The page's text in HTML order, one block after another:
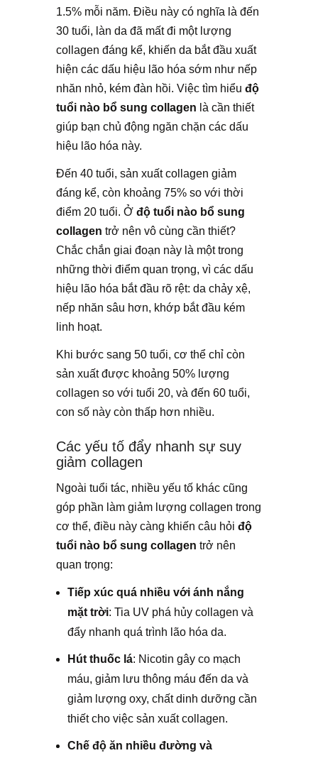
1.5% mỗi năm. Điều này có nghĩa là đến
30 tuổi, làn da đã mất đi một lượng
collagen đáng kể, khiến da bắt đầu xuất
hiện các dấu hiệu lão hóa sớm như nếp
nhăn nhỏ, kém đàn hồi. Việc tìm hiểu độ
tuổi nào bổ sung collagen là cần thiết
giúp bạn chủ động ngăn chặn các dấu
hiệu lão hóa này.
Đến 40 tuổi, sản xuất collagen giảm
đáng kể, còn khoảng 75% so với thời
điểm 20 tuổi. Ở độ tuổi nào bổ sung
collagen trở nên vô cùng cần thiết?
Chắc chắn giai đoạn này là một trong
những thời điểm quan trọng, vì các dấu
hiệu lão hóa bắt đầu rõ rệt: da chảy xệ,
nếp nhăn sâu hơn, khớp bắt đầu kém
linh hoạt.
Khi bước sang 50 tuổi, cơ thể chỉ còn
sản xuất được khoảng 50% lượng
collagen so với tuổi 20, và đến 60 tuổi,
con số này còn thấp hơn nhiều.
Các yếu tố đẩy nhanh sự suy
giảm collagen
Ngoài tuổi tác, nhiều yếu tố khác cũng
góp phần làm giảm lượng collagen trong
cơ thể, điều này càng khiến câu hỏi độ
tuổi nào bổ sung collagen trở nên
quan trọng:
Tiếp xúc quá nhiều với ánh nắng
mặt trời: Tia UV phá hủy collagen và
đẩy nhanh quá trình lão hóa da.
Hút thuốc lá: Nicotin gây co mạch
máu, giảm lưu thông máu đến da và
giảm lượng oxy, chất dinh dưỡng cần
thiết cho việc sản xuất collagen.
Chế độ ăn nhiều đường và